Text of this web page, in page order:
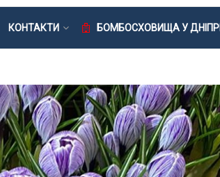
КОНТАКТИ БОМБОСХОВИЩА У ДНІПРІ